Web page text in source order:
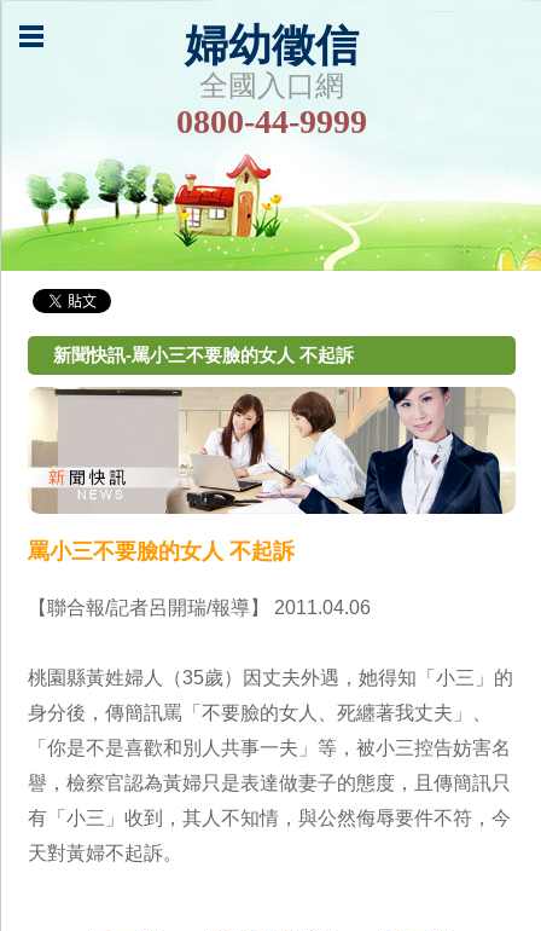
婦幼徵信
全國入口網
0800-44-9999
新聞快訊-罵小三不要臉的女人 不起訴
罵小三不要臉的女人 不起訴
【聯合報/記者呂開瑞/報導】 2011.04.06
桃園縣黃姓婦人（35歲）因丈夫外遇，她得知「小三」的
身分後，傳簡訊罵「不要臉的女人、死纏著我丈夫」、
「你是不是喜歡和別人共事一夫」等，被小三控告妨害名
譽，檢察官認為黃婦只是表達做妻子的態度，且傳簡訊只
有「小三」收到，其人不知情，與公然侮辱要件不符，今
天對黃婦不起訴。